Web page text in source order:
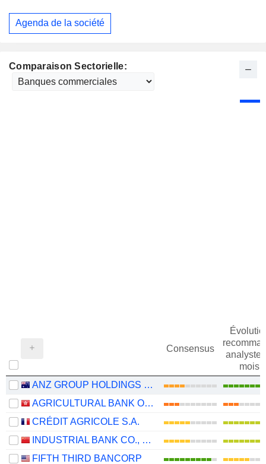
Comparaison Sectorielle:
Consensus
mois
ANZ GROUP HOLDINGS LIMITED
AGRICULTURAL BANK OF CHINA LIMITED
CRÉDIT AGRICOLE S.A.
INDUSTRIAL BANK CO., LTD.
FIFTH THIRD BANCORP
Agenda de la société